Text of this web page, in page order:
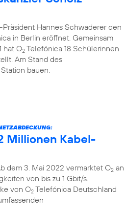
Hannes Schwaderer den
in Berlin eröffnet. Gemeinsam
hat O2 Telefónica 18 Schülerinnen
Am Stand des
bauen.
Millionen Kabel-
dem 3. Mai 2022 vermarktet O2 an
von bis zu 1 Gbit/s.
von O2 Telefónica Deutschland